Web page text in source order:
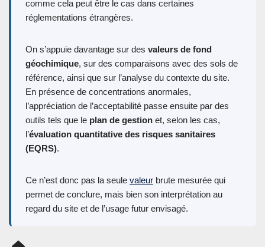
comme cela peut être le cas dans certaines
réglementations étrangères.
On s’appuie davantage sur des valeurs de fond
géochimique, sur des comparaisons avec des sols de
référence, ainsi que sur l’analyse du contexte du site.
En présence de concentrations anormales,
l’appréciation de l’acceptabilité passe ensuite par des
outils tels que le plan de gestion et, selon les cas,
l’évaluation quantitative des risques sanitaires
(EQRS).
Ce n’est donc pas la seule valeur brute mesurée qui
permet de conclure, mais bien son interprétation au
regard du site et de l’usage futur envisagé.